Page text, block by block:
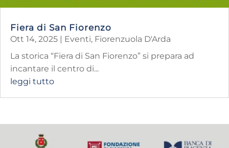
Fiera di San Fiorenzo
Ott 14, 2025 | Eventi, Fiorenzuola D'Arda
La storica “Fiera di San Fiorenzo” si prepara ad
incantare il centro di...
leggi tutto